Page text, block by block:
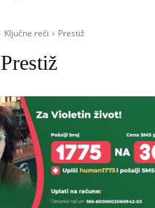
Ključne reči Prestiž
Prestiž